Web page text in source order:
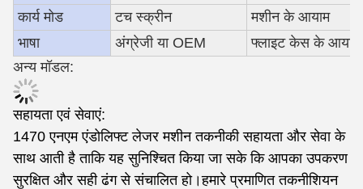
कार्य मोड
टच स्क्रीन
मशीन के आयाम
भाषा
अंग्रेजी या OEM
फ्लाइट केस के आयाम
अन्य मॉडल:
सहायता एवं सेवाएं:
1470 एनएम एंडोलिफ्ट लेजर मशीन तकनीकी सहायता और सेवा के
साथ आती है ताकि यह सुनिश्चित किया जा सके कि आपका उपकरण
सुरक्षित और सही ढंग से संचालित हो।हमारे प्रमाणित तकनीशियन